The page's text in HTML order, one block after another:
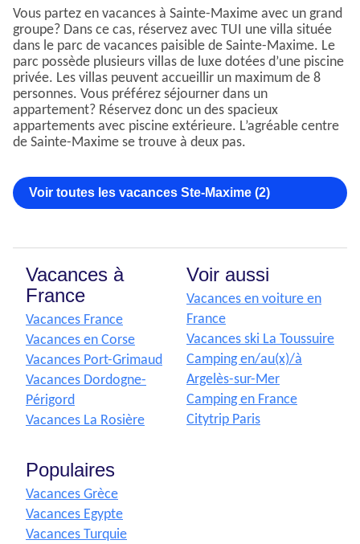
Vous partez en vacances à Sainte-Maxime avec un grand
groupe? Dans ce cas, réservez avec TUI une villa située
dans le parc de vacances paisible de Sainte-Maxime. Le
parc possède plusieurs villas de luxe dotées d’une piscine
privée. Les villas peuvent accueillir un maximum de 8
personnes. Vous préférez séjourner dans un
appartement? Réservez donc un des spacieux
appartements avec piscine extérieure. L’agréable centre
de Sainte-Maxime se trouve à deux pas.
Voir toutes les vacances Ste-Maxime (2)
Vacances à
France
Vacances France
Vacances en Corse
Vacances Port-Grimaud
Vacances Dordogne-
Périgord
Vacances La Rosière
Voir aussi
Vacances en voiture en
France
Vacances ski La Toussuire
Camping en/au(x)/à
Argelès-sur-Mer
Camping en France
Citytrip Paris
Populaires
Vacances Grèce
Vacances Egypte
Vacances Turquie